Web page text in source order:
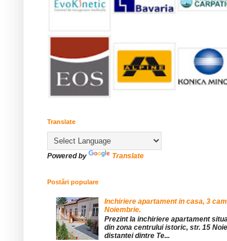
Translate
Powered by Translate
Postări populare
Inchiriere apartament in casa, 3
Noiembrie.
Prezint la inchiriere apartament
din zona centrului istoric, str. 15
distantei dintre Te...